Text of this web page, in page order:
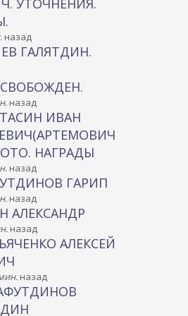
УТОЧНЕНИЯ.
назад
ГАЛЯТДИН.
назад
ИВАН
НАГРАДЫ
назад
ГАРИП
назад
АЛЕКСАНДР
назад
АЛЕКСЕЙ
назад